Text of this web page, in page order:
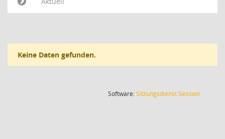
Keine Daten gefunden.
Software:SitzungsdienstSession(Wird in